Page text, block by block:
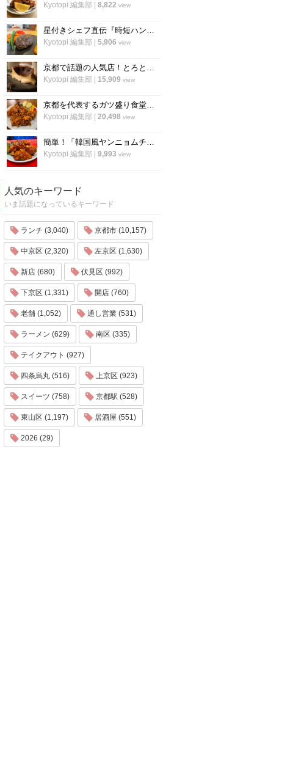
Kyotopi 編集部 8,822 view
星付きシェフ直伝『時短ハンバーグ』の作り方！”合わせ調味料”が決め手！フランス料理「レーヌ デ プレ」
Kyotopi 編集部 5,906 view
京都で話題の人気店！とろとろ濃厚バスクチーズケーキの作り方〜「フォーチュンガーデン京都」
Kyotopi 編集部 15,909 view
京都を代表するガツ盛り食堂「ハイライト」の名物メニュー”唐揚げ”の作り方
Kyotopi 編集部 20,498 view
簡単！「韓国風ヤンニョムチキン」の作り方！京都の人気韓国料理店『ナム』に教わりました！
Kyotopi 編集部 9,993 view
人気のキーワード
いま話題になっているキーワード
ランチ (3,040) 京都市 (10,157)
中京区 (2,320) 左京区 (1,630)
新店 (680) 伏見区 (992)
下京区 (1,331) 開店 (760)
老舗 (1,052) 通し営業 (531)
ラーメン (629) 南区 (335)
テイクアウト (927)
四条烏丸 (516) 上京区 (923)
スイーツ (758) 京都駅 (528)
東山区 (1,197) 居酒屋 (551)
2026 (29)